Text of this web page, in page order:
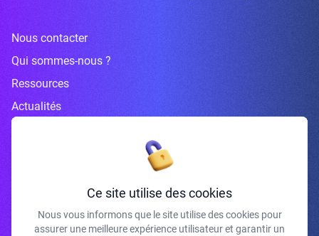
Nous contacter
Qui sommes-nous ?
Ressources
Actualités
Inscrivez-vous à la newsletter
Ce site utilise des cookies
Nous vous informons que le site utilise des cookies pour
assurer une meilleure expérience utilisateur et garantir un